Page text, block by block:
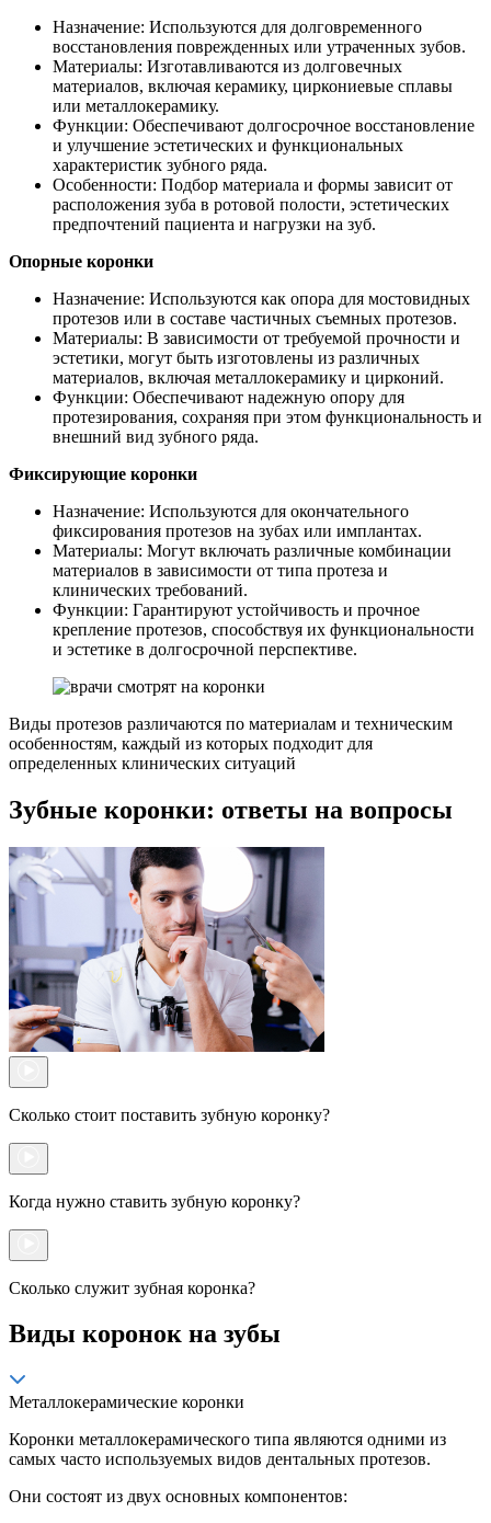
Назначение: Используются для долговременного
восстановления поврежденных или утраченных зубов.
Материалы: Изготавливаются из долговечных
материалов, включая керамику, циркониевые сплавы
или металлокерамику.
Функции: Обеспечивают долгосрочное восстановление
и улучшение эстетических и функциональных
характеристик зубного ряда.
Особенности: Подбор материала и формы зависит от
расположения зуба в ротовой полости, эстетических
предпочтений пациента и нагрузки на зуб.
Опорные коронки
Назначение: Используются как опора для мостовидных
протезов или в составе частичных съемных протезов.
Материалы: В зависимости от требуемой прочности и
эстетики, могут быть изготовлены из различных
материалов, включая металлокерамику и цирконий.
Функции: Обеспечивают надежную опору для
протезирования, сохраняя при этом функциональность и
внешний вид зубного ряда.
Фиксирующие коронки
Назначение: Используются для окончательного
фиксирования протезов на зубах или имплантах.
Материалы: Могут включать различные комбинации
материалов в зависимости от типа протеза и
клинических требований.
Функции: Гарантируют устойчивость и прочное
крепление протезов, способствуя их функциональности
и эстетике в долгосрочной перспективе.
Виды протезов различаются по материалам и техническим
особенностям, каждый из которых подходит для
определенных клинических ситуаций
Зубные коронки: ответы на вопросы
Сколько стоит поставить зубную коронку?
Когда нужно ставить зубную коронку?
Сколько служит зубная коронка?
Виды коронок на зубы
Металлокерамические коронки
Коронки металлокерамического типа являются одними из
самых часто используемых видов дентальных протезов.
Они состоят из двух основных компонентов: